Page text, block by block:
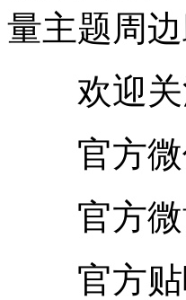
量主题周
欢迎关
官方微
官方微
官方贴